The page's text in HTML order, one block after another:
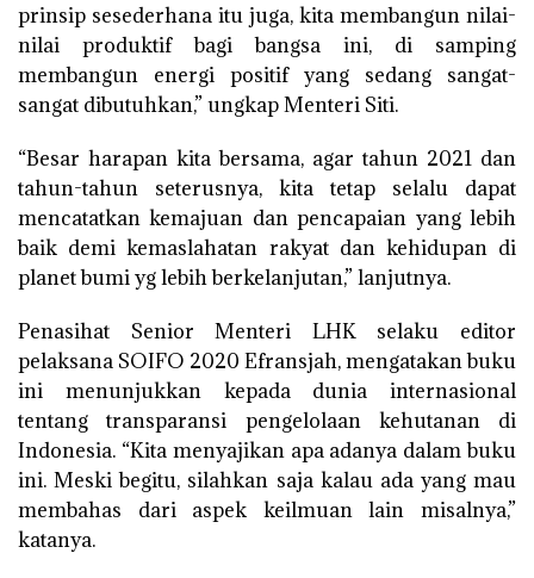
prinsip sesederhana itu juga, kita membangun nilai-
nilai produktif bagi bangsa ini, di samping
membangun energi positif yang sedang sangat-
sangat dibutuhkan,” ungkap Menteri Siti.
“Besar harapan kita bersama, agar tahun 2021 dan
tahun-tahun seterusnya, kita tetap selalu dapat
mencatatkan kemajuan dan pencapaian yang lebih
baik demi kemaslahatan rakyat dan kehidupan di
planet bumi yg lebih berkelanjutan,” lanjutnya.
Penasihat Senior Menteri LHK selaku editor
pelaksana SOIFO 2020 Efransjah, mengatakan buku
ini menunjukkan kepada dunia internasional
tentang transparansi pengelolaan kehutanan di
Indonesia. “Kita menyajikan apa adanya dalam buku
ini. Meski begitu, silahkan saja kalau ada yang mau
membahas dari aspek keilmuan lain misalnya,”
katanya.